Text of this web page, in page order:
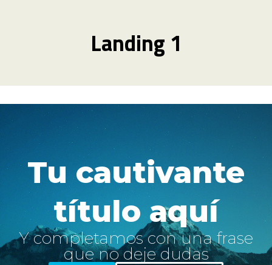
Landing 1
Tu cautivante
título aquí
Y completamos con una frase
que no deje dudas